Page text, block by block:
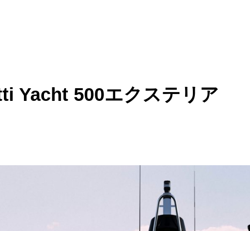
Yacht 500エクステリア